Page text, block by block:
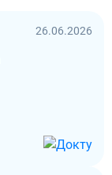
26.06.2026